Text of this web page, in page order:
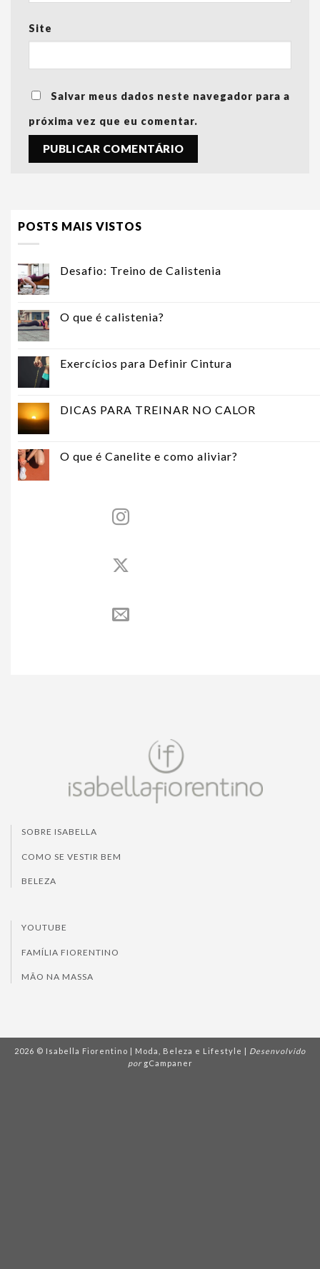
Site
Salvar meus dados neste navegador para a
próxima vez que eu comentar.
POSTS MAIS VISTOS
Desafio: Treino de Calistenia
O que é calistenia?
Exercícios para Definir Cintura
DICAS PARA TREINAR NO CALOR
O que é Canelite e como aliviar?
SOBRE ISABELLA
COMO SE VESTIR BEM
BELEZA
YOUTUBE
FAMÍLIA FIORENTINO
MÃO NA MASSA
2026 © Isabella Fiorentino | Moda, Beleza e Lifestyle | Desenvolvido
por gCampaner